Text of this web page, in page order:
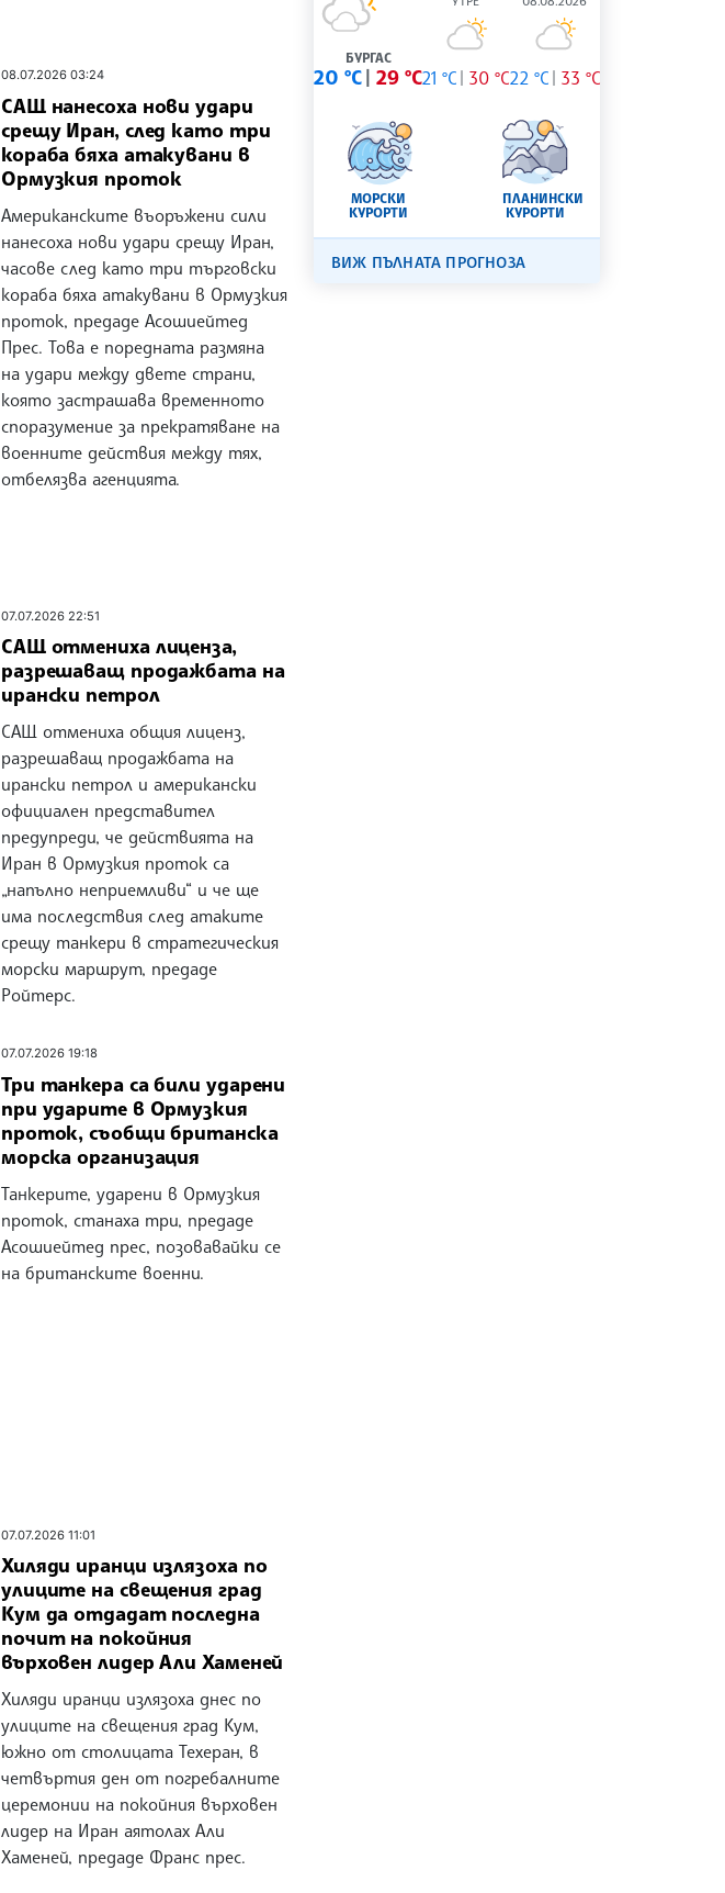
08.07.2026 03:24
САЩ нанесоха нови удари
срещу Иран, след като три
кораба бяха атакувани в
Ормузкия проток
Американските въоръжени сили
нанесоха нови удари срещу Иран,
часове след като три търговски
кораба бяха атакувани в Ормузкия
проток, предаде Асошиейтед
Прес. Това е поредната размяна
на удари между двете страни,
която застрашава временното
споразумение за прекратяване на
военните действия между тях,
отбелязва агенцията.
07.07.2026 22:51
САЩ отмениха лиценза,
разрешаващ продажбата на
ирански петрол
САЩ отмениха общия лиценз,
разрешаващ продажбата на
ирански петрол и американски
официален представител
предупреди, че действията на
Иран в Ормузкия проток са
„напълно неприемливи“ и че ще
има последствия след атаките
срещу танкери в стратегическия
морски маршрут, предаде
Ройтерс.
07.07.2026 19:18
Три танкера са били ударени
при ударите в Ормузкия
проток, съобщи британска
морска организация
Танкерите, ударени в Ормузкия
проток, станаха три, предаде
Асошиейтед прес, позовавайки се
на британските военни.
07.07.2026 11:01
Хиляди иранци излязоха по
улиците на свещения град
Кум да отдадат последна
почит на покойния
върховен лидер Али Хаменей
Хиляди иранци излязоха днес по
улиците на свещения град Кум,
южно от столицата Техеран, в
четвъртия ден от погребалните
церемонии на покойния върховен
лидер на Иран аятолах Али
Хаменей, предаде Франс прес.
БУРГАС
20 °C 29 °C21 °C 30 °C22 °C 33 °C
МОРСКИ
КУРОРТИ
ПЛАНИНСКИ
КУРОРТИ
ВИЖ ПЪЛНАТА ПРОГНОЗА